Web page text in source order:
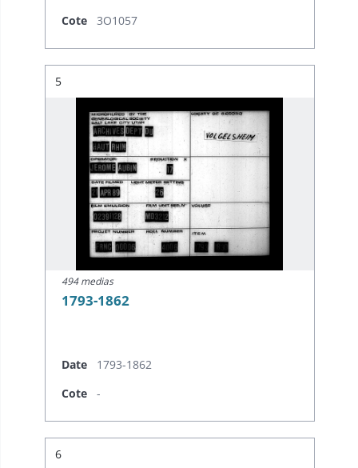
Cote
3O1057
Résultat n°
5
494 medias
1793-1862
Date
1793-1862
Cote
-
Résultat n°
6